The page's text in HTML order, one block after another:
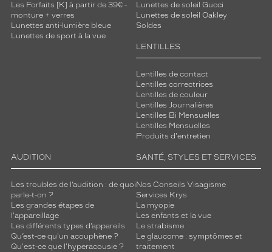
Les Forfaits [K] à partir de 39€ -
monture + verres
Lunettes anti-lumière bleue
Lunettes de sport à la vue
Lunettes de soleil Gucci
Lunettes de soleil Oakley
Soldes
LENTILLES
Lentilles de contact
Lentilles correctrices
Lentilles de couleur
Lentilles Journalières
Lentilles Bi Mensuelles
Lentilles Mensuelles
Produits d'entretien
AUDITION
Les troubles de l’audition : de quoi
parle-t-on ?
Les grandes étapes de
l'appareillage
Les différents types d’appareils
Qu’est-ce qu'un acouphène ?
Qu'est-ce que l'hyperacousie ?
SANTÉ, STYLES ET SERVICES
Nos Conseils Visagisme
Services Krys
La myopie
Les enfants et la vue
Le strabisme
Le glaucome : symptômes et
traitement